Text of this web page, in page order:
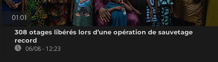
01:01
308 otages libérés lors d’une opération de sauvetage
record
06/08 - 12:23